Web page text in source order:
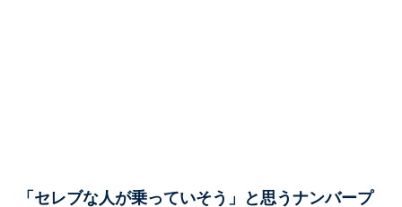
「セレブな人が乗っていそう」と思うナンバープ